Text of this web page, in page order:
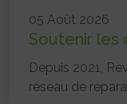
05 Août 2026
Soutenir les
Depuis 2021,
réseau de